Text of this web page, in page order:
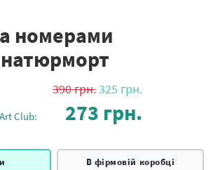
номерами
390грн.325 грн.
Club: 273 грн.
В фірмовій коробці